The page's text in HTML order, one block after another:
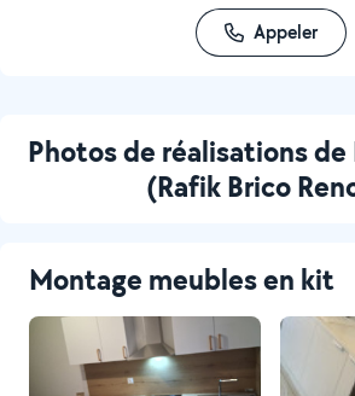
Appeler
Photos de réalisations de
(Rafik Brico
Montage meubles en kit